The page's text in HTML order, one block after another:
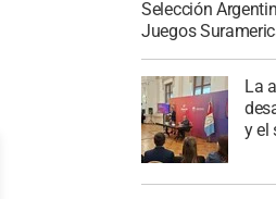
Selección
Juegos
La
y el